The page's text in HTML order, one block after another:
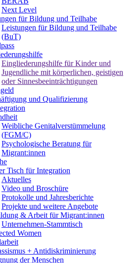
Next Level
für Bildung und Teilhabe
Leistungen für Bildung und Teilhabe
(BuT)
Eingliederungshilfe für Kinder und
Jugendliche mit körperlichen, geistigen
oder Sinnesbeeinträchtigungen
und Qualifizierung
Weibliche Genitalverstümmelung
(FGM/C)
Psychologische Beratung für
Migrant:innen
Tisch für Integration
Aktuelles
Video und Broschüre
Protokolle und Jahresberichte
Projekte und weitere Angebote
& Arbeit für Migrant:innen
Unternehmen-Stammtisch
Women
+ Antidiskriminierung
der Menschen